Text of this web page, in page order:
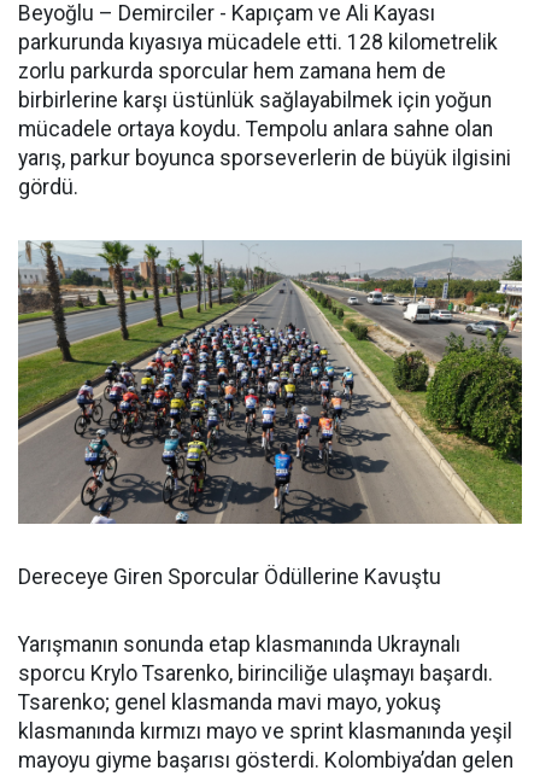
Beyoğlu – Demirciler - Kapıçam ve Ali Kayası
parkurunda kıyasıya mücadele etti. 128 kilometrelik
zorlu parkurda sporcular hem zamana hem de
birbirlerine karşı üstünlük sağlayabilmek için yoğun
mücadele ortaya koydu. Tempolu anlara sahne olan
yarış, parkur boyunca sporseverlerin de büyük ilgisini
gördü.
Dereceye Giren Sporcular Ödüllerine Kavuştu
Yarışmanın sonunda etap klasmanında Ukraynalı
sporcu Krylo Tsarenko, birinciliğe ulaşmayı başardı.
Tsarenko; genel klasmanda mavi mayo, yokuş
klasmanında kırmızı mayo ve sprint klasmanında yeşil
mayoyu giyme başarısı gösterdi. Kolombiya’dan gelen